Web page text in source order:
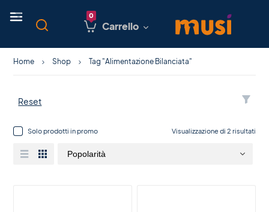
Carrello
Home Shop Tag "Alimentazione Bilanciata"
Reset
Solo prodotti in promo Visualizzazione di 2 risultati